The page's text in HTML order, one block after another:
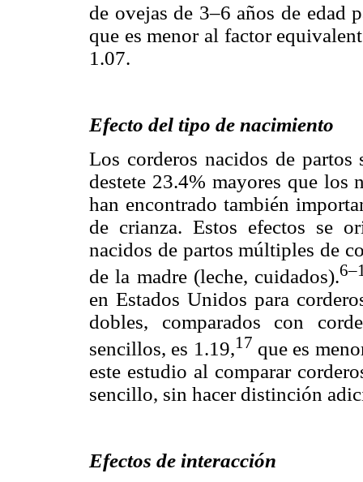
de ovejas de 3–6 años de edad
que es menor al factor
1.07.
Efecto del tipo de nacimiento
Los corderos nacidos de
destete 23.4% mayores que los
han encontrado también
de crianza. Estos efectos se
nacidos de partos múltiples de
de la madre (leche, cuidados).
en Estados Unidos para
dobles, comparados con
sencillos, es 1.19,17 que es
este estudio al comparar
sencillo, sin hacer distinción
Efectos de interacción